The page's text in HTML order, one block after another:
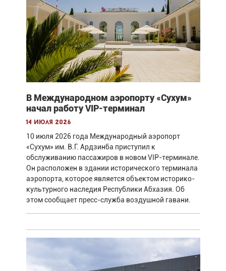
В Международном аэропорту «Сухум»
начал работу VIP-терминал
14 июля 2026
10 июля 2026 года Международный аэропорт
«Сухум» им. В.Г. Ардзинба приступил к
обслуживанию пассажиров в новом VIP-терминале.
Он расположен в здании исторического терминала
аэропорта, которое является объектом историко-
культурного наследия Республики Абхазия. Об
этом сообщает пресс-служба воздушной гавани.